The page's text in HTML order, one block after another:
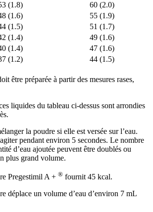
(1.8)
60 (2.0)
(1.6)
55 (1.9)
(1.5)
51 (1.7)
(1.4)
49 (1.6)
(1.4)
47 (1.6)
(1.2) 44 (1.5)
être préparée à partir des mesures rases,
liquides du tableau ci-dessus sont arrondies
la poudre si elle est versée sur l’eau.
pendant environ 5 secondes. Le nombre
d’eau ajoutée peuvent être doublés ou
plus grand volume.
Pregestimil A + ® fournit 45 kcal.
déplace un volume d’eau d’environ 7 mL